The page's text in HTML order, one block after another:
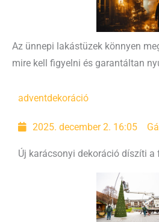
Az ünnepi lakástüzek könnyen
mire kell figyelni és garantáltan
adventdekoráció
2025. december 2. 16:05
Új karácsonyi dekoráció díszíti a